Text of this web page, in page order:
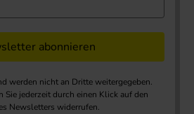
abonnieren
werden nicht an Dritte weitergegeben.
jederzeit durch einen Klick auf den
Newsletters widerrufen.